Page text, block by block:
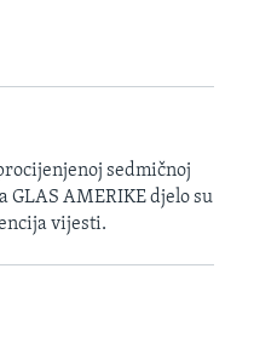
sedmičnoj
AMERIKE djelo su
vijesti.